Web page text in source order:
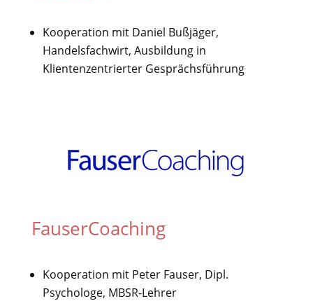
Kooperation mit Daniel Bußjäger,
Handelsfachwirt, Ausbildung in
Klientenzentrierter Gesprächsführung
FauserCoaching
Kooperation mit Peter Fauser, Dipl.
Psychologe, MBSR-Lehrer